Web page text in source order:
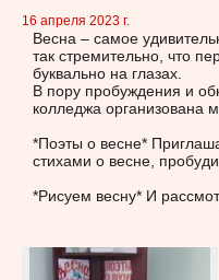
16 апреля 2023 г.
Весна – самое
так стремительно, что
буквально на глазах.
В пору пробуждения и
колледжа организована
*Поэты о весне*
стихами о весне,
*Рисуем весну* И